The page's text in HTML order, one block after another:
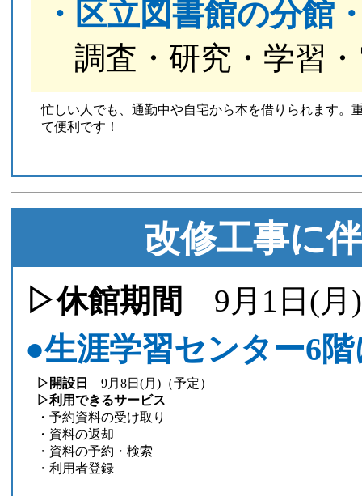
・区立図書館の分
調査・研究・学習
忙しい人でも、通勤中や自宅から本を借りられます。
て便利です！
改修工事に
▷休館期間 9月1日(月
●生涯学習センター6
▷開設日
9月8日(月)（予定）
▷利用できるサービス
・予約資料の受け取り
・資料の返却
・資料の予約・検索
・利用者登録